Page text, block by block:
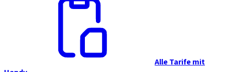
Alle Tarife mit